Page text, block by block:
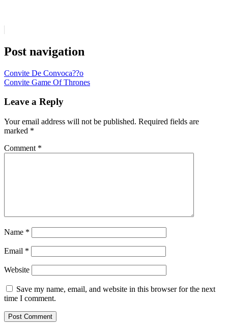
Post navigation
Convite De Convoca??o
Convite Game Of Thrones
Leave a Reply
Your email address will not be published. Required fields are
marked *
Comment *
Name *
Email *
Website
Save my name, email, and website in this browser for the next
time I comment.